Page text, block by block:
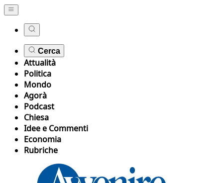
Cerca
Attualità
Politica
Mondo
Agorà
Podcast
Chiesa
Idee e Commenti
Economia
Rubriche